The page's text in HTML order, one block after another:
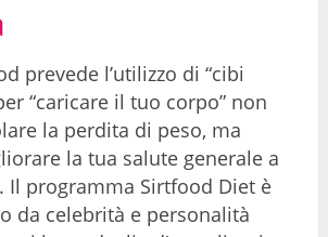
prevede l’utilizzo di “cibi
“caricare il tuo corpo” non
la perdita di peso, ma
la tua salute generale a
Il programma Sirtfood Diet è
da celebrità e personalità